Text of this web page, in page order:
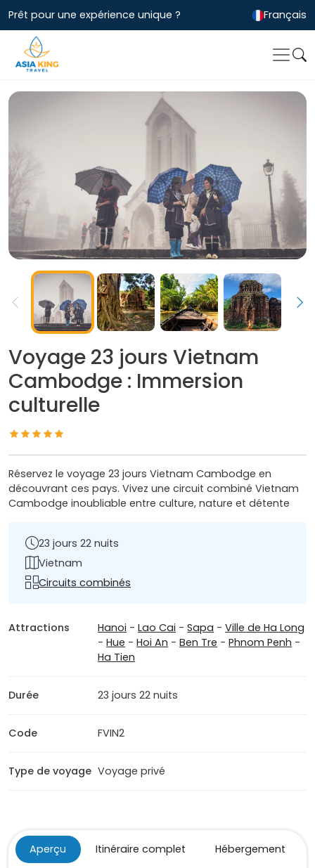
Prêt pour une expérience unique ? Français
Voyage 23 jours Vietnam
Cambodge : Immersion
culturelle
Réservez le voyage 23 jours Vietnam Cambodge en
découvrant ces pays. Vivez une circuit combiné Vietnam
Cambodge inoubliable entre culture, nature et détente
23 jours 22 nuits
Vietnam
Circuits combinés
Attractions Hanoi -Lao Cai -Sapa -Ville de Ha Long
-Hue -Hoi An -Ben Tre -Phnom Penh -
Ha Tien
Durée 23 jours 22 nuits
Code FVIN2
Type de voyage Voyage privé
Aperçu Itinéraire complet
Hébergement